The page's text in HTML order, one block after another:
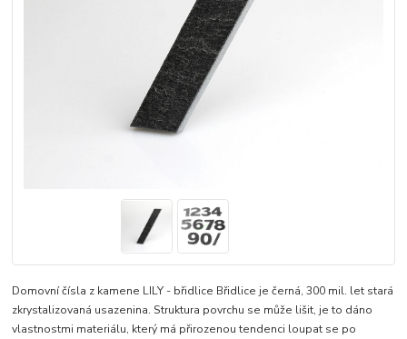
Domovní čísla z kamene LILY - břidlice Břidlice je černá, 300 mil. let stará
zkrystalizovaná usazenina. Struktura povrchu se může lišit, je to dáno
vlastnostmi materiálu, který má přirozenou tendenci loupat se po